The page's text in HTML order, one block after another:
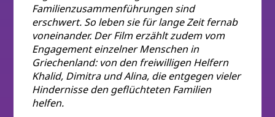
Familienzusammenführungen sind
erschwert. So leben sie für lange Zeit fernab
voneinander. Der Film erzählt zudem vom
Engagement einzelner Menschen in
Griechenland: von den freiwilligen Helfern
Khalid, Dimitra und Alina, die entgegen vieler
Hindernisse den geflüchteten Familien
helfen.